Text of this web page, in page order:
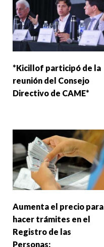
*Kicillof participó de la
reunión del Consejo
Directivo de CAME*
Aumenta el precio para
hacer trámites en el
Registro de las
Personas: